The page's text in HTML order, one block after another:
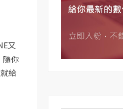
又
隨你
給